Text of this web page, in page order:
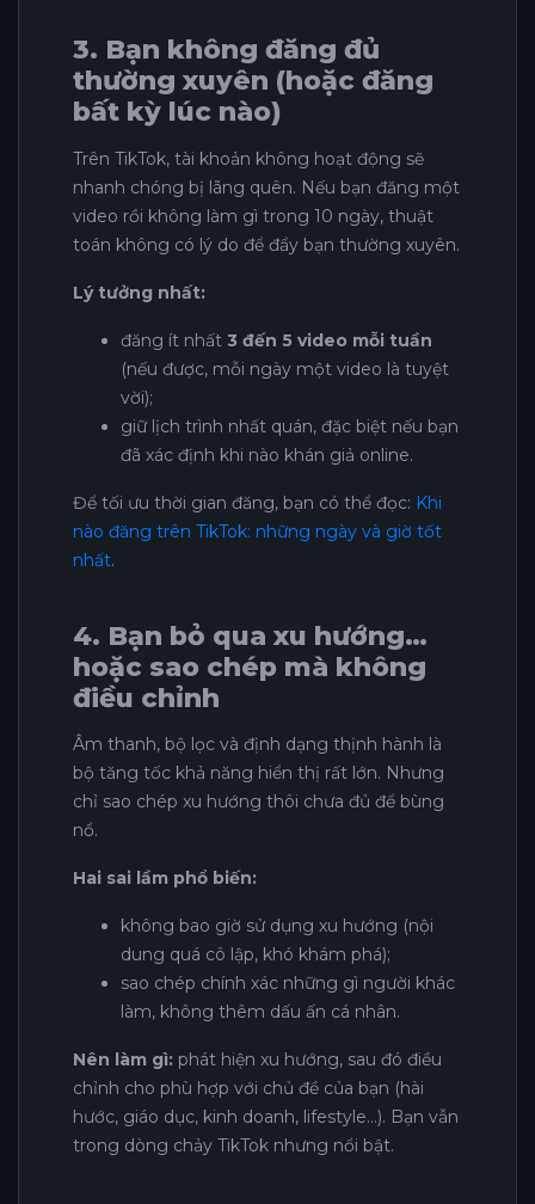
3. Bạn không đăng đủ
thường xuyên (hoặc đăng
bất kỳ lúc nào)
Trên TikTok, tài khoản không hoạt động sẽ
nhanh chóng bị lãng quên. Nếu bạn đăng một
video rồi không làm gì trong 10 ngày, thuật
toán không có lý do để đẩy bạn thường xuyên.
Lý tưởng nhất:
đăng ít nhất 3 đến 5 video mỗi tuần
(nếu được, mỗi ngày một video là tuyệt
vời);
giữ lịch trình nhất quán, đặc biệt nếu bạn
đã xác định khi nào khán giả online.
Để tối ưu thời gian đăng, bạn có thể đọc: Khi
nào đăng trên TikTok: những ngày và giờ tốt
nhất.
4. Bạn bỏ qua xu hướng…
hoặc sao chép mà không
điều chỉnh
Âm thanh, bộ lọc và định dạng thịnh hành là
bộ tăng tốc khả năng hiển thị rất lớn. Nhưng
chỉ sao chép xu hướng thôi chưa đủ để bùng
nổ.
Hai sai lầm phổ biến:
không bao giờ sử dụng xu hướng (nội
dung quá cô lập, khó khám phá);
sao chép chính xác những gì người khác
làm, không thêm dấu ấn cá nhân.
Nên làm gì: phát hiện xu hướng, sau đó điều
chỉnh cho phù hợp với chủ đề của bạn (hài
hước, giáo dục, kinh doanh, lifestyle…). Bạn vẫn
trong dòng chảy TikTok nhưng nổi bật.